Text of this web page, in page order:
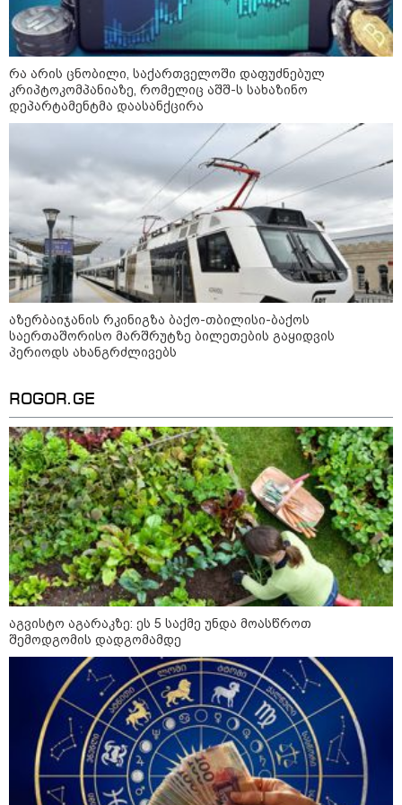
კატეგორიები
9
აგვისტო
დღის ზოგადი
ასტროლოგიური
პროგნოზი
აგვისტო აგარაკზე: ეს 5 საქმე
უნდა მოასწროთ შემოდგომის
დადგომამდე
ფული ამ ზოდიაქოს ნიშნების
ხელში აღმოჩნდება: ვინ
გამდიდრდება?
რა არის ცნობილი, საქართველოში დაფუძნებულ
კრიპტოკომპანიაზე, რომელიც აშშ-ს სახაზინო
დეპარტამენტმა დაასანქცირა
აზერბაიჯანის რკინიგზა ბაქო-თბილისი-ბაქოს
საერთაშორისო მარშრუტზე ბილეთების გაყიდვის
პერიოდს ახანგრძლივებს
ROGOR.GE
აგვისტო აგარაკზე: ეს 5 საქმე უნდა მოასწროთ
შემოდგომის დადგომამდე